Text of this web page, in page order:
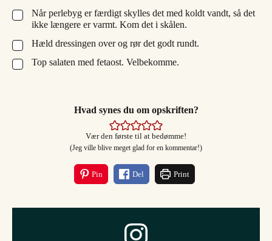
▢
Når perlebyg er færdigt skylles det med koldt vandt, så det
ikke længere er varmt. Kom det i skålen.
▢
Hæld dressingen over og rør det godt rundt.
▢
Top salaten med fetaost. Velbekomme.
Hvad synes du om opskriften?
Vær den første til at bedømme!
(Jeg ville blive meget glad for en kommentar!)
Pin Del Print